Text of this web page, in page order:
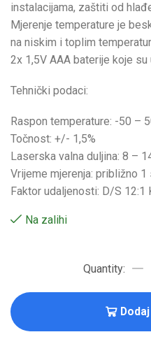
instalacijama, zaštiti od
Mjerenje temperature je
na niskim i toplim
2x 1,5V AAA baterije koje
Tehnički podaci:
Raspon temperature: -50 –
Točnost: +/- 1,5%
Laserska valna duljina: 8 –
Vrijeme mjerenja: približno 1
Faktor udaljenosti: D/S 12:1
Na zalihi